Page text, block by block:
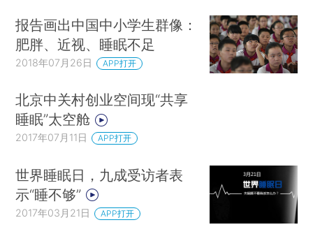
报告画出中国中小学生群像：
肥胖、近视、睡眠不足
2018年07月26日 APP打开
北京中关村创业空间现“共享
睡眠”太空舱
2017年07月11日 APP打开
世界睡眠日，九成受访者表
示“睡不够”
2017年03月21日 APP打开